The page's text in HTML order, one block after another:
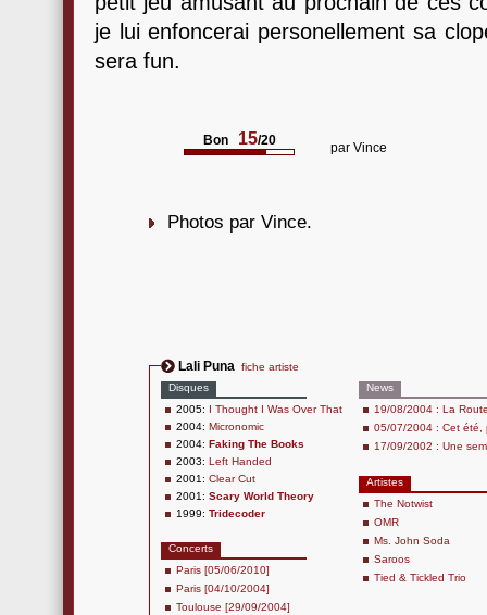
je lui enfoncerai personellement sa
sera fun.
Bon 15/20 par Vince
Photos par Vince.
Lali Puna fiche artiste
Disques
2005: I Thought I Was Over That
2004: Micronomic
2004: Faking The Books
2003: Left Handed
2001: Clear Cut
2001: Scary World Theory
1999: Tridecoder
Concerts
Paris [05/06/2010]
Paris [04/10/2004]
Toulouse [29/09/2004]
News
19/08/2004 : La
05/07/2004 : Cet été,
17/09/2002 : Une
Artistes
The Notwist
OMR
Ms. John Soda
Saroos
Tied & Tickled Trio